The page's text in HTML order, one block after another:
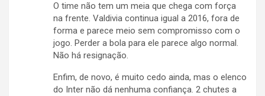
O time não tem um meia que chega com força
na frente. Valdivia continua igual a 2016, fora de
forma e parece meio sem compromisso com o
jogo. Perder a bola para ele parece algo normal.
Não há resignação.
Enfim, de novo, é muito cedo ainda, mas o elenco
do Inter não dá nenhuma confiança. 2 chutes a